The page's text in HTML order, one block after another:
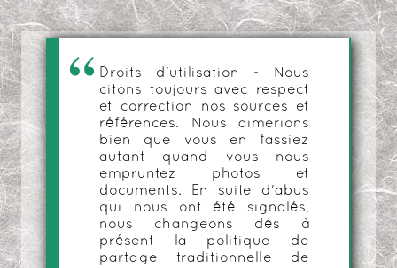
Droits d'utilisation - Nous
citons toujours avec respect
et correction nos sources et
références. Nous aimerions
bien que vous en fassiez
autant quand vous nous
empruntez photos et
documents. En suite d'abus
qui nous ont été signalés,
nous changeons dès à
présent la politique de
partage traditionnelle de